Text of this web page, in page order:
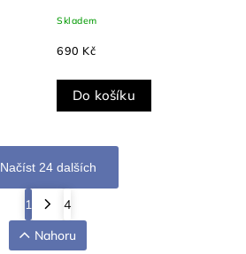
Skladem
690 Kč
Do košíku
Načíst 24 dalších
1
4
Nahoru